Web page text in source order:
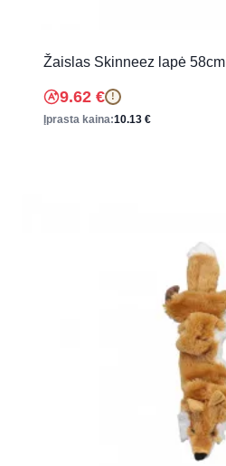
Žaislas Skinneez lapė 58cm
9.62 € !
Įprasta kaina:10.13 €